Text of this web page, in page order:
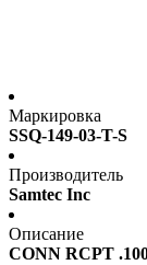
Маркировка
SSQ-149-03-T-S
Производитель
Samtec Inc
Описание
CONN RCPT